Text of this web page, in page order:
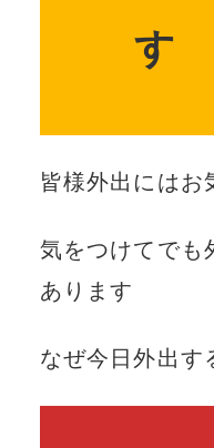
す
皆様外出にはお
気をつけてでも
あります
なぜ今日外出す